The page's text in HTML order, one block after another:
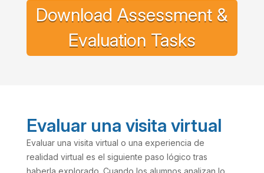
Download Assessment &
Evaluation Tasks
Evaluar una visita virtual
Evaluar una visita virtual o una experiencia de
realidad virtual es el siguiente paso lógico tras
haberla explorado. Cuando los alumnos analizan lo